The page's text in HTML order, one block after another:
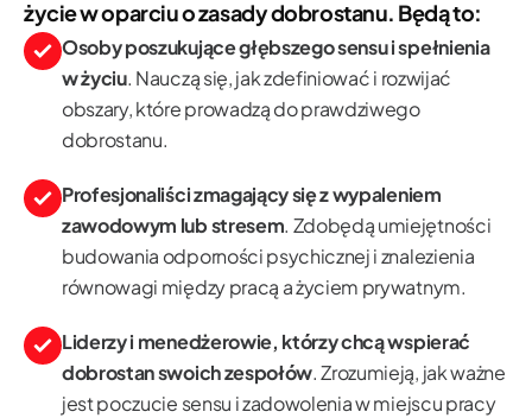
życie w oparciu o zasady dobrostanu. Będą to:
Osoby poszukujące głębszego sensu i spełnienia
w życiu. Nauczą się, jak zdefiniować i rozwijać
obszary, które prowadzą do prawdziwego
dobrostanu.
Profesjonaliści zmagający się z wypaleniem
zawodowym lub stresem. Zdobędą umiejętności
budowania odporności psychicznej i znalezienia
równowagi między pracą a życiem prywatnym.
Liderzy i menedżerowie, którzy chcą wspierać
dobrostan swoich zespołów. Zrozumieją, jak ważne
jest poczucie sensu i zadowolenia w miejscu pracy